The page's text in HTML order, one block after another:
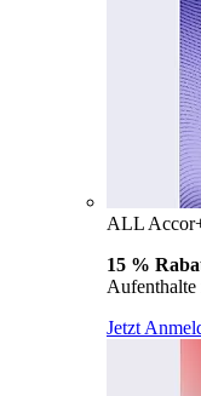
ALL
15 %
Aufenthalte
Jetzt